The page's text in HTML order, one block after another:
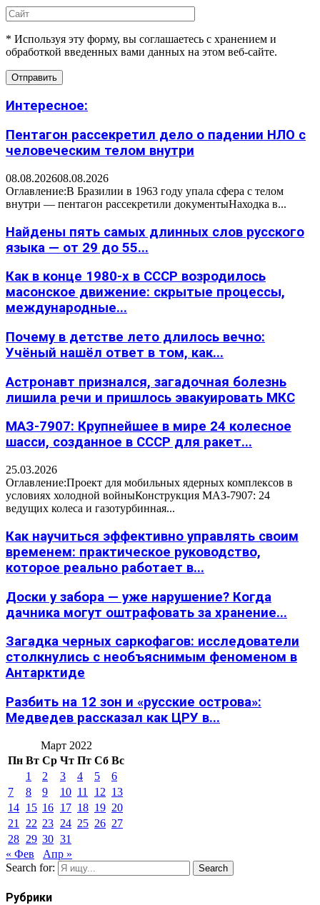
* Используя эту форму, вы соглашаетесь с хранением и
обработкой введенных вами данных на этом веб-сайте.
Интересное:
Пентагон рассекретил дело о падении НЛО с
человеческим телом внутри
08.08.202608.08.2026
Оглавление:В Бразилии в 1963 году упала сфера с телом
внутри — пентагон рассекретили документыНаходка в...
Найдены пять самых длинных слов русского
языка — от 29 до 55...
Как в конце 1980-х в СССР возродилось
масонское движение: скрытые процессы,
международные...
Почему в детстве лето длилось вечно:
Учёный нашёл ответ в том, как...
Астронавт признался, загадочная болезнь
лишила речи и пришлось эвакуировать МКС
МАЗ-7907: Крупнейшее в мире 24 колесное
шасси, созданное в СССР для ракет...
25.03.2026
Оглавление:Проект для мобильных ядерных комплексов в
условиях холодной войныКонструкция МАЗ-7907: 24
ведущих колеса и газотурбинная...
Как научиться эффективно управлять своим
временем: практическое руководство,
которое реально работает в...
Доски у забора — уже нарушение? Когда
дачника могут оштрафовать за хранение...
Загадка черных саркофагов: исследователи
столкнулись с необъяснимым феноменом в
Антарктиде
Разбить на 12 зон и «русские острова»:
Медведев рассказал как ЦРУ в...
Март 2022
Пн Вт Ср Чт Пт Сб Вс
1
2 3 4 5
6
7
8 9 10 11 12 13
14 15 16 17 18 19 20
21
22 23 24 25 26 27
28 29 30 31
« Фев
Апр »
Search for:
Search
Рубрики